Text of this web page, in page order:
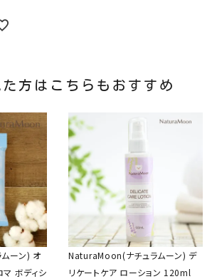
方はこちらもおすすめ
ーン) オ
マ ボディシ
NaturaMoon(ナチュラムーン) デ
リケートケア ローション 120ml